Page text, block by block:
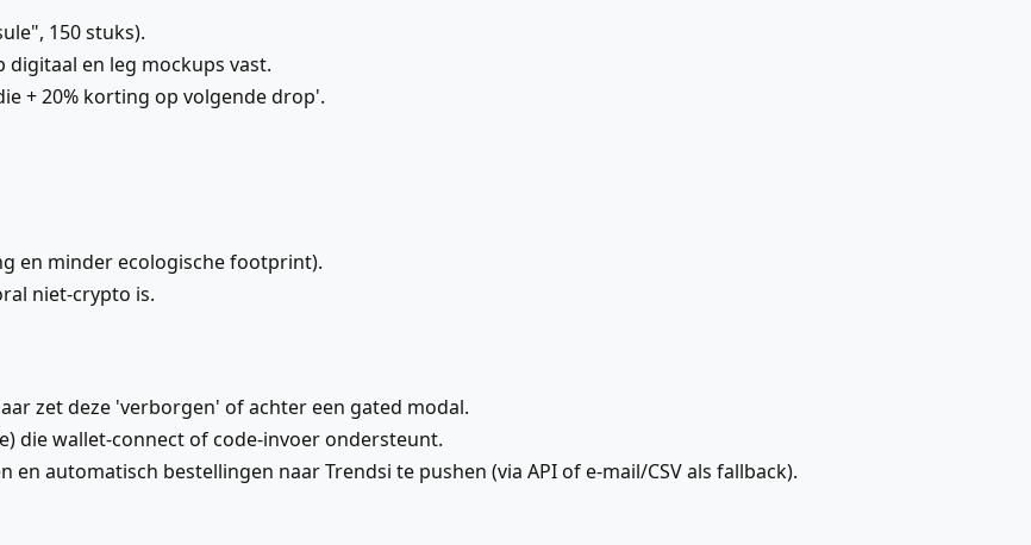
150 stuks).
digitaal en leg mockups vast.
+ 20% korting op volgende drop'.
en minder ecologische footprint).
niet-crypto is.
zet deze 'verborgen' of achter een gated modal.
die wallet-connect of code-invoer ondersteunt.
automatisch bestellingen naar Trendsi te pushen (via API of e-mail/CSV als fallback).